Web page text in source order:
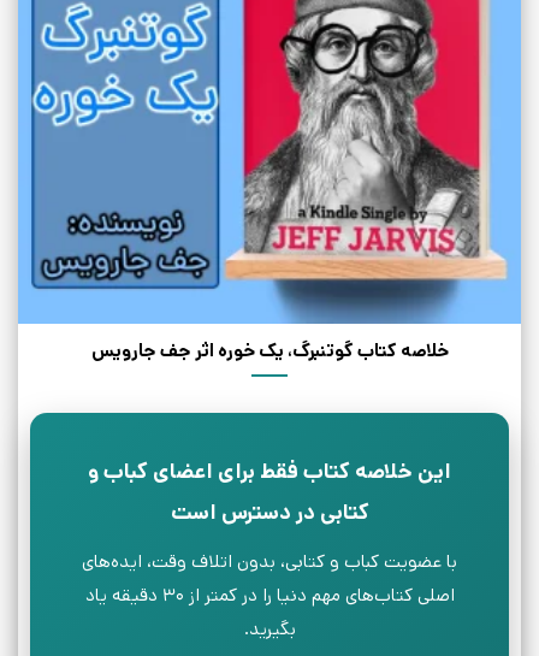
خلاصه کتاب گوتنبرگ، یک خوره اثر جف جارویس
این خلاصه کتاب فقط برای اعضای کباب و
کتابی در دسترس است
با عضویت کباب و کتابی، بدون اتلاف وقت، ایده‌های
اصلی کتاب‌های مهم دنیا را در کمتر از ۳۰ دقیقه یاد
بگیرید.